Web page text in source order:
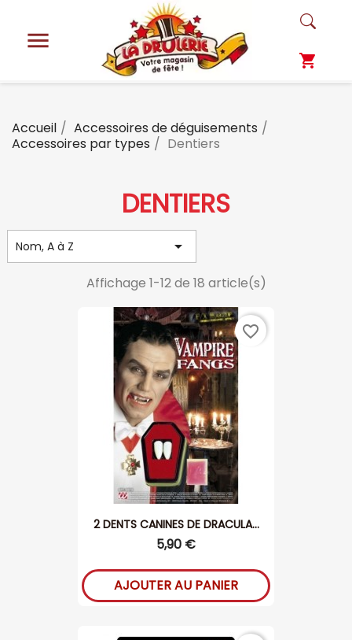

shopping_cart
Accueil
Accessoires de déguisements
Accessoires par types
Dentiers
DENTIERS
Nom, A à Z 
Affichage 1-12 de 18 article(s)
2 DENTS CANINES DE DRACULA...
5,90 €
AJOUTER AU PANIER
favorite_border